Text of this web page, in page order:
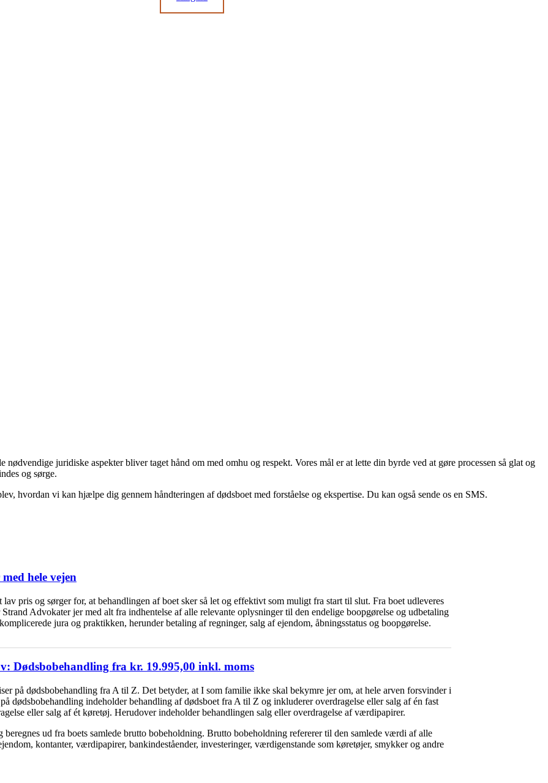
juridiske aspekter bliver taget hånd om med omhu og respekt. Vores mål er at lette din byrde ved at gøre processen så glat og
og sørge.
hvordan vi kan hjælpe dig gennem håndteringen af dødsboet med forståelse og ekspertise. Du kan også sende os en SMS.
hele vejen
lav pris og sørger for, at behandlingen af boet sker så let og effektivt som muligt fra start til slut. Fra boet udleveres
Advokater jer med alt fra indhentelse af alle relevante oplysninger til den endelige boopgørelse og udbetaling
jura og praktikken, herunder betaling af regninger, salg af ejendom, åbningsstatus og boopgørelse.
Dødsbobehandling fra kr. 19.995,00 inkl. moms
på dødsbobehandling fra A til Z. Det betyder, at I som familie ikke skal bekymre jer om, at hele arven forsvinder i
dødsbobehandling indeholder behandling af dødsboet fra A til Z og inkluderer overdragelse eller salg af én fast
eller salg af ét køretøj. Herudover indeholder behandlingen salg eller overdragelse af værdipapirer.
ud fra boets samlede brutto bobeholdning. Brutto bobeholdning refererer til den samlede værdi af alle
kontanter, værdipapirer, bankindeståender, investeringer, værdigenstande som køretøjer, smykker og andre